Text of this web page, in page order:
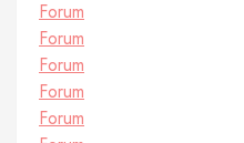
Forum
Forum
Forum
Forum
Forum